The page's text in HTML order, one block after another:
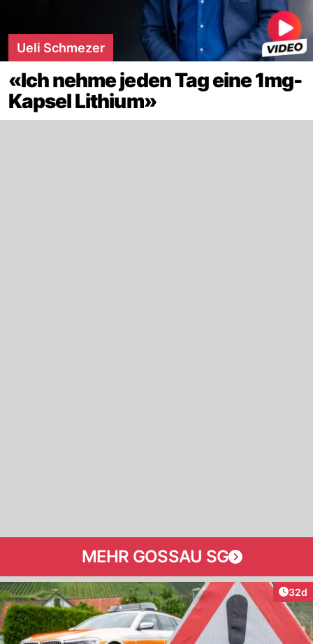
Ueli Schmezer
«Ich nehme jeden Tag eine 1mg-
Kapsel Lithium»
MEHR GOSSAU SG
32d